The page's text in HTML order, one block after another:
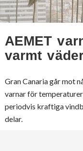
AEMET
varmt
Gran Canaria går mot
varnar för
periodvis kraftiga
delar.